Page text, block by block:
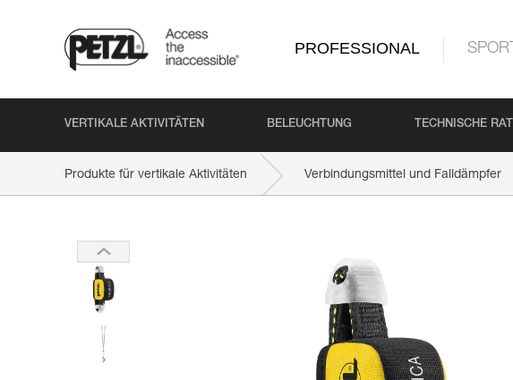
PROFESSIONAL
VERTIKALE AKTIVITÄTEN BELEUCHTUNG TECHNISCHE
Produkte für vertikale Aktivitäten Verbindungsmittel und Falldämpfer